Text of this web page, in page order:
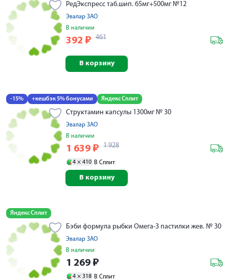
РедЭкспресс таб.шип. 65мг+500мг №12
Эвалар ЗАО
В наличии
392 ₽ 461
В корзину
-15% +кешбэк 5% бонусами Яндекс Сплит
Структамин капсулы 1300мг № 30
Эвалар ЗАО
В наличии
1 639 ₽ 1 928
4 × 410 В Сплит
В корзину
Яндекс Сплит
Бэби формула рыбки Омега-3 пастилки жев. № 30
Эвалар ЗАО
В наличии
1 269 ₽
4 × 318 В Сплит